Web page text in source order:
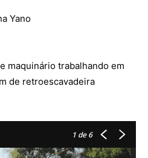
Yano
maquinário trabalhando em
de retroescavadeira
1 de 6